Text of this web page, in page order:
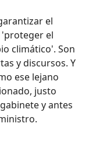
el
'proteger el
climático'. Son
y discursos. Y
ese lejano
justo
y antes